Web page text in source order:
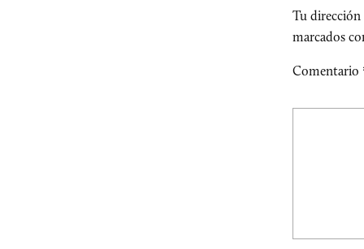
Tu dirección
marcados
Comentario